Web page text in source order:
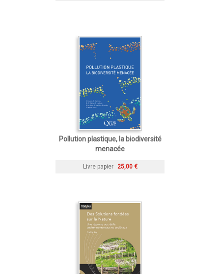
Pollution plastique, la biodiversité
menacée
Livre papier 25,00 €